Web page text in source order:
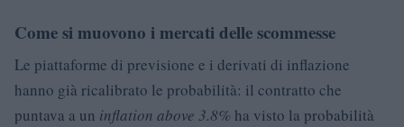
Come si muovono i mercati delle scommesse
Le piattaforme di previsione e i derivati di inflazione
hanno già ricalibrato le probabilità: il contratto che
puntava a un inflation above 3.8% ha visto la probabilità